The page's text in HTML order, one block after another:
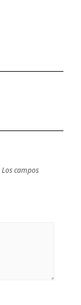
Los campos